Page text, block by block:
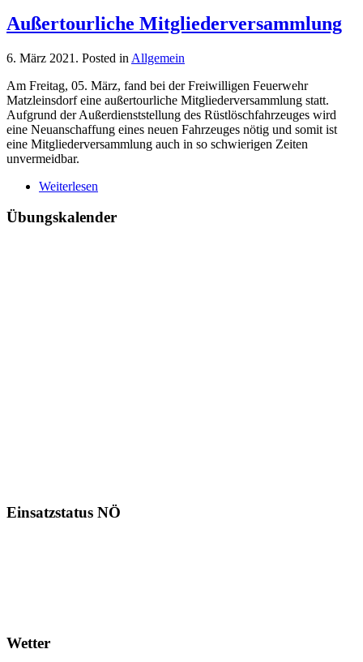
Außertourliche Mitgliederversammlung
6. März 2021 . Posted in Allgemein
Am Freitag, 05. März, fand bei der Freiwilligen Feuerwehr
Matzleinsdorf eine außertourliche Mitgliederversammlung statt.
Aufgrund der Außerdienststellung des Rüstlöschfahrzeuges wird
eine Neuanschaffung eines neuen Fahrzeuges nötig und somit ist
eine Mitgliederversammlung auch in so schwierigen Zeiten
unvermeidbar.
Weiterlesen
Übungskalender
Einsatzstatus NÖ
Wetter